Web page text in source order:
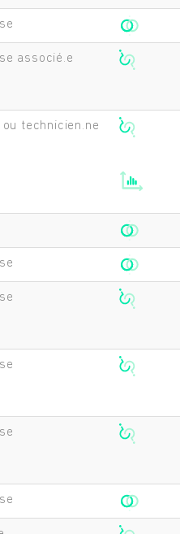
associé.e
ou technicien.ne